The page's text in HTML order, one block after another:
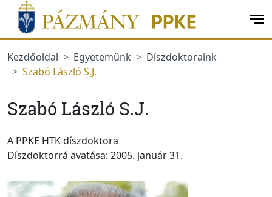
Ugrás a menüre
Ugrás a tartalomra
Kezdőoldal
Egyetemünk
Díszdoktoraink
Szabó László S.J.
Szabó László S.J.
A PPKE HTK díszdoktora
Díszdoktorrá avatása: 2005. január 31.